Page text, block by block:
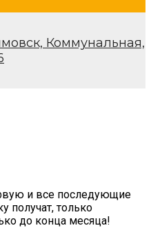
Коммунальная,
и все последующие
получат, только
до конца месяца!